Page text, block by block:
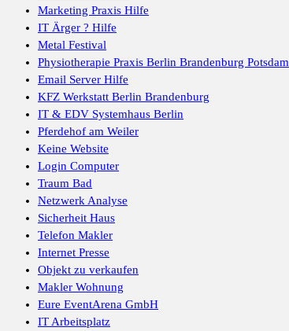
Marketing Praxis Hilfe
IT Ärger ? Hilfe
Metal Festival
Physiotherapie Praxis Berlin Brandenburg Potsdam
Email Server Hilfe
KFZ Werkstatt Berlin Brandenburg
IT & EDV Systemhaus Berlin
Pferdehof am Weiler
Keine Website
Login Computer
Traum Bad
Netzwerk Analyse
Sicherheit Haus
Telefon Makler
Internet Presse
Objekt zu verkaufen
Makler Wohnung
Eure EventArena GmbH
IT Arbeitsplatz